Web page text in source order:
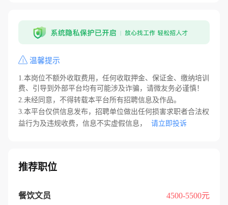
温馨提示
1.本岗位不额外收取费用，任何收取押金、保证金、缴纳培训
费、引导到外部平台均有可能涉及诈骗，请微友务必谨慎！
2.未经同意，不得转载本平台所有招聘信息及作品。
3.本平台仅供信息发布，招聘单位做出任何损害求职者合法权
益行为及违规收费，信息不实虚假信息，
请立即投诉
推荐职位
餐饮文员 4500-5500元